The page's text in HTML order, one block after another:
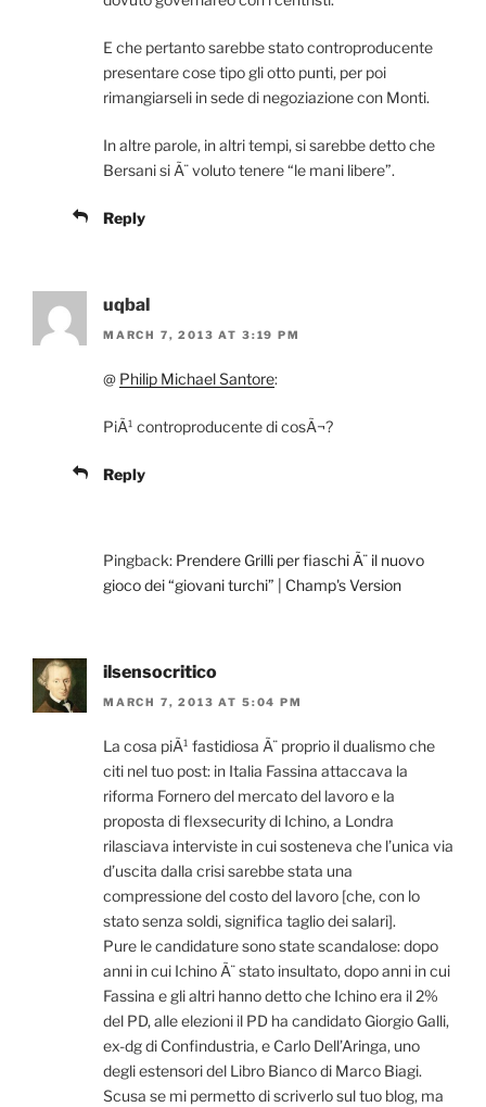
E che pertanto sarebbe stato controproducente
presentare cose tipo gli otto punti, per poi
rimangiarseli in sede di negoziazione con Monti.
In altre parole, in altri tempi, si sarebbe detto che
Bersani si Ã¨ voluto tenere “le mani libere”.
Reply
uqbal
MARCH 7, 2013 AT 3:19 PM
@ Philip Michael Santore:
PiÃ¹ controproducente di cosÃ¬?
Reply
Pingback: Prendere Grilli per fiaschi Ã¨ il nuovo
gioco dei “giovani turchi” | Champ's Version
ilsensocritico
MARCH 7, 2013 AT 5:04 PM
La cosa piÃ¹ fastidiosa Ã¨ proprio il dualismo che
citi nel tuo post: in Italia Fassina attaccava la
riforma Fornero del mercato del lavoro e la
proposta di flexsecurity di Ichino, a Londra
rilasciava interviste in cui sosteneva che l’unica via
d’uscita dalla crisi sarebbe stata una
compressione del costo del lavoro [che, con lo
stato senza soldi, significa taglio dei salari].
Pure le candidature sono state scandalose: dopo
anni in cui Ichino Ã¨ stato insultato, dopo anni in cui
Fassina e gli altri hanno detto che Ichino era il 2%
del PD, alle elezioni il PD ha candidato Giorgio Galli,
ex-dg di Confindustria, e Carlo Dell’Aringa, uno
degli estensori del Libro Bianco di Marco Biagi.
Scusa se mi permetto di scriverlo sul tuo blog, ma